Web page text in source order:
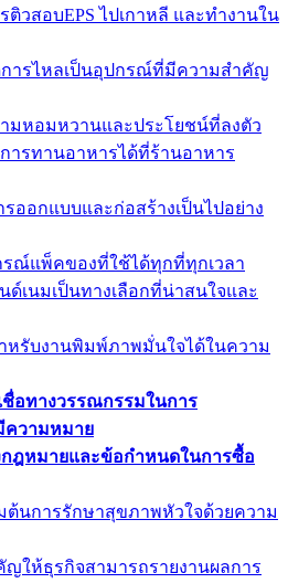
ติวสอบEPS ไปเกาหลี และทำงานใน
ดการไหลเป็นอุปกรณ์ที่มีความสำคัญ
มหอมหวานและประโยชน์ที่ลงตัว
ารทานอาหารได้ที่ร้านอาหาร
รออกแบบและก่อสร้างเป็นไปอย่าง
ณ์แพ็คของที่ใช้ได้ทุกที่ทุกเวลา
ด์เนมเป็นทางเลือกที่น่าสนใจและ
หรับงานพิมพ์ภาพมั่นใจได้ในความ
ชื่อทางวรรณกรรมในการ
ความหมาย
กฎหมายและข้อกำหนดในการซื้อ
ต้นการรักษาสุขภาพหัวใจด้วยความ
ญให้ธุรกิจสามารถรายงานผลการ